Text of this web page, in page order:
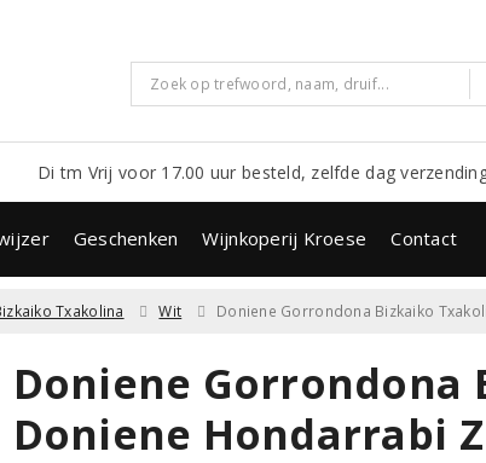
Di tm Vrij voor 17.00 uur besteld, zelfde dag
Geschenken Wijnkoperij Kroese Contact
Txakolina Wit Doniene Gorrondona Bizkaiko
Doniene Gorrondona
Doniene Hondarrabi